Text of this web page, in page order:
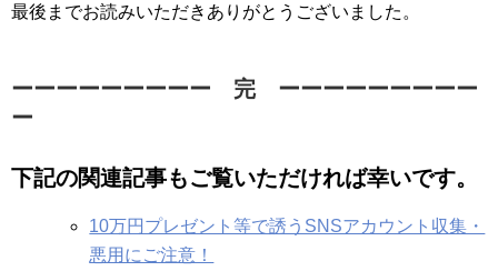
最後までお読みいただきありがとうございました。
ーーーーーーーーー 完 ーーーーーーーーー
ー
下記の関連記事もご覧いただければ幸いです。
10万円プレゼント等で誘うSNSアカウント収集・
悪用にご注意！